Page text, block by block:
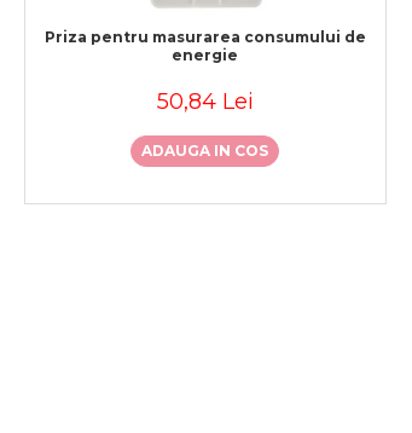
Priza pentru masurarea consumului de
energie
50,84 Lei
ADAUGA IN COS